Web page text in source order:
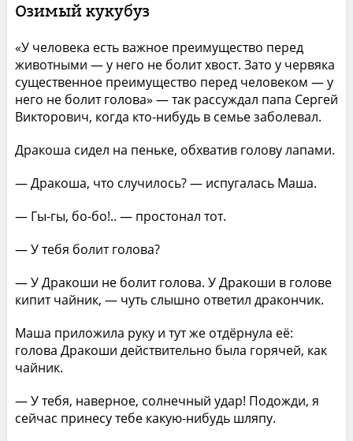
Озимый кукубуз
«У человека есть важное преимущество перед
животными — у него не болит хвост. Зато у червяка
существенное преимущество перед человеком — у
него не болит голова» — так рассуждал папа Сергей
Викторович, когда кто-нибудь в семье заболевал.
Дракоша сидел на пеньке, обхватив голову лапами.
— Дракоша, что случилось? — испугалась Маша.
— Гы-гы, бо-бо!.. — простонал тот.
— У тебя болит голова?
— У Дракоши не болит голова. У Дракоши в голове
кипит чайник, — чуть слышно ответил дракончик.
Маша приложила руку и тут же отдёрнула её:
голова Дракоши действительно была горячей, как
чайник.
— У тебя, наверное, солнечный удар! Подожди, я
сейчас принесу тебе какую-нибудь шляпу.